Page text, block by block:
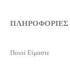
ΠΛΗΡΟΦΟΡΙΕΣ
Ποιοί Είμαστε